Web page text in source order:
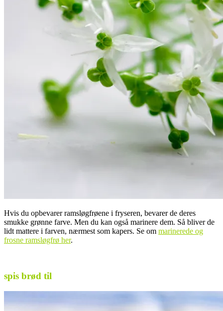
Hvis du opbevarer ramsløgfrøene i fryseren, bevarer de deres
smukke grønne farve. Men du kan også marinere dem. Så bliver de
lidt mattere i farven, nærmest som kapers. Se om marinerede og
frosne ramsløgfrø her.
spis brød til